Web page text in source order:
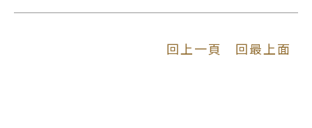
回上一頁 回最上面